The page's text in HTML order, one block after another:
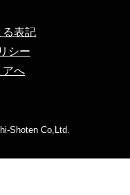
る表記
シー
アへ
Shoten Co,Ltd.